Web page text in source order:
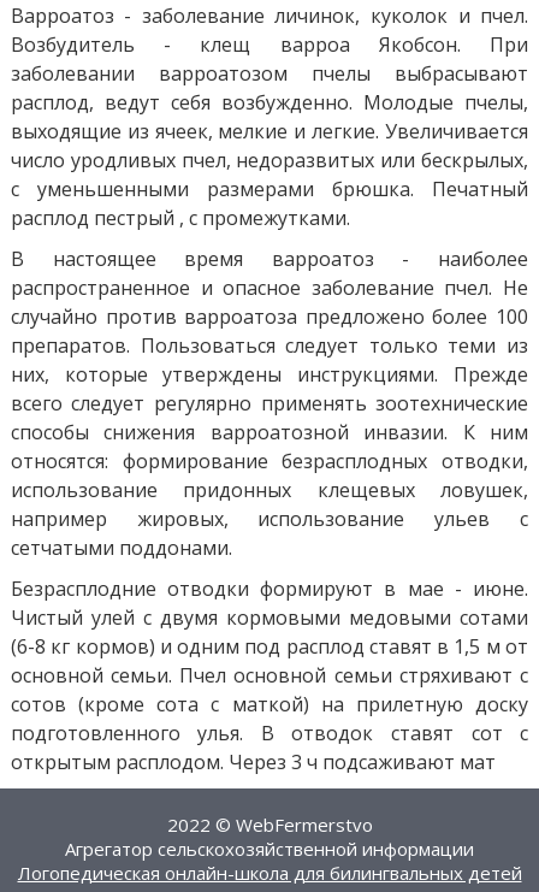
Варроатоз - заболевание личинок, куколок и пчел.
Возбудитель - клещ варроа Якобсон. При
заболевании варроатозом пчелы выбрасывают
расплод, ведут себя возбужденно. Молодые пчелы,
выходящие из ячеек, мелкие и легкие. Увеличивается
число уродливых пчел, недоразвитых или бескрылых,
с уменьшенными размерами брюшка. Печатный
расплод пестрый , с промежутками.
В настоящее время варроатоз - наиболее
распространенное и опасное заболевание пчел. Не
случайно против варроатоза предложено более 100
препаратов. Пользоваться следует только теми из
них, которые утверждены инструкциями. Прежде
всего следует регулярно применять зоотехнические
способы снижения варроатозной инвазии. К ним
относятся: формирование безрасплодных отводки,
использование придонных клещевых ловушек,
например жировых, использование ульев с
сетчатыми поддонами.
Безрасплодние отводки формируют в мае - июне.
Чистый улей с двумя кормовыми медовыми сотами
(6-8 кг кормов) и одним под расплод ставят в 1,5 м от
основной семьи. Пчел основной семьи стряхивают с
сотов (кроме сота с маткой) на прилетную доску
подготовленного улья. В отводок ставят сот с
открытым расплодом. Через 3 ч подсаживают мат
2022 © WebFermerstvo
Агрегатор сельскохозяйственной информации
Логопедическая онлайн-школа для билингвальных детей